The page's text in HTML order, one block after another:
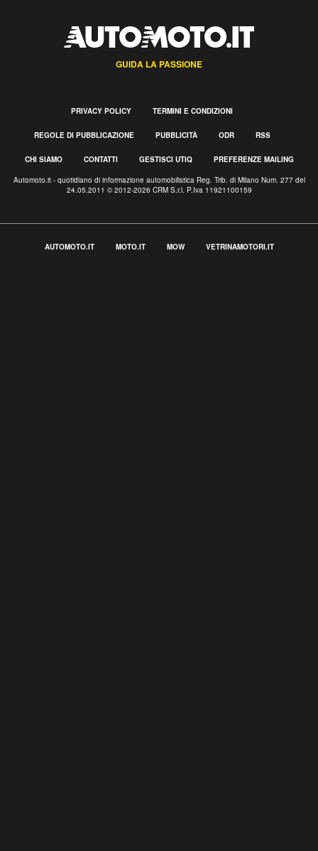
GUIDA LA PASSIONE
PRIVACY POLICY TERMINI E CONDIZIONI
REGOLE DI PUBBLICAZIONE PUBBLICITÀ ODR RSS
CHI SIAMO CONTATTI GESTISCI UTIQ PREFERENZE MAILING
Automoto.it - quotidiano di informazione automobilistica Reg. Trib. di Milano Num. 277 del
24.05.2011 © 2012-2026 CRM S.r.l. P.Iva 11921100159
AUTOMOTO.IT MOTO.IT MOW VETRINAMOTORI.IT